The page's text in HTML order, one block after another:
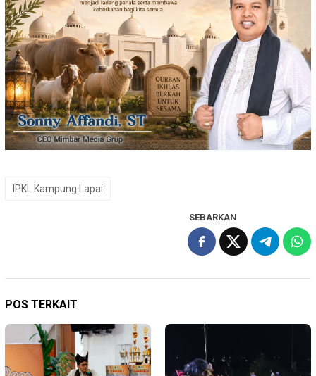
IPKL Kampung Lapai
SEBARKAN
POS TERKAIT